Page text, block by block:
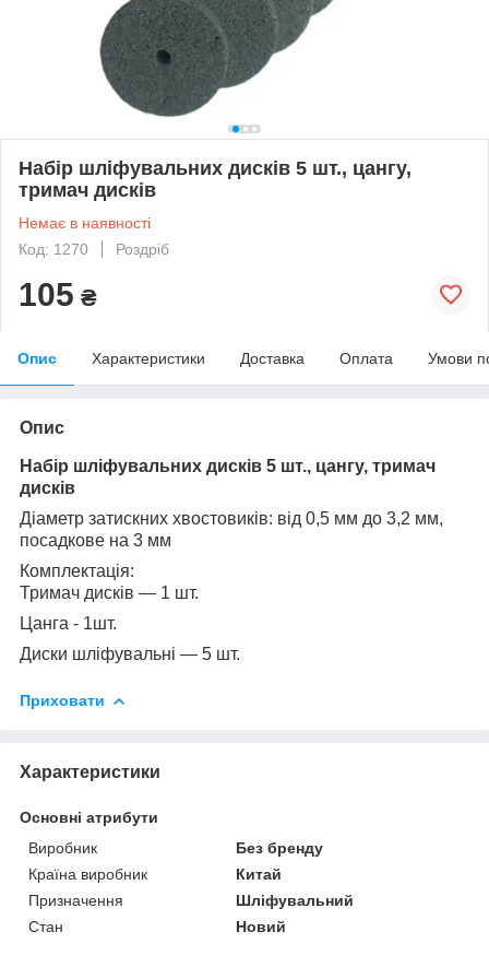
Набір шліфувальних дисків 5 шт., цангу,
тримач дисків
Немає в наявності
Код: 1270
Роздріб
105 ₴
Опис Характеристики Доставка Оплата Умови
Опис
Набір шліфувальних дисків 5 шт., цангу, тримач
дисків
Діаметр затискних хвостовиків: від 0,5 мм до 3,2 мм,
посадкове на 3 мм
Комплектація:
Тримач дисків — 1 шт.
Цанга - 1шт.
Диски шліфувальні — 5 шт.
Приховати
Характеристики
Основні атрибути
Виробник
Без бренду
Країна виробник
Китай
Призначення
Шліфувальний
Стан
Новий